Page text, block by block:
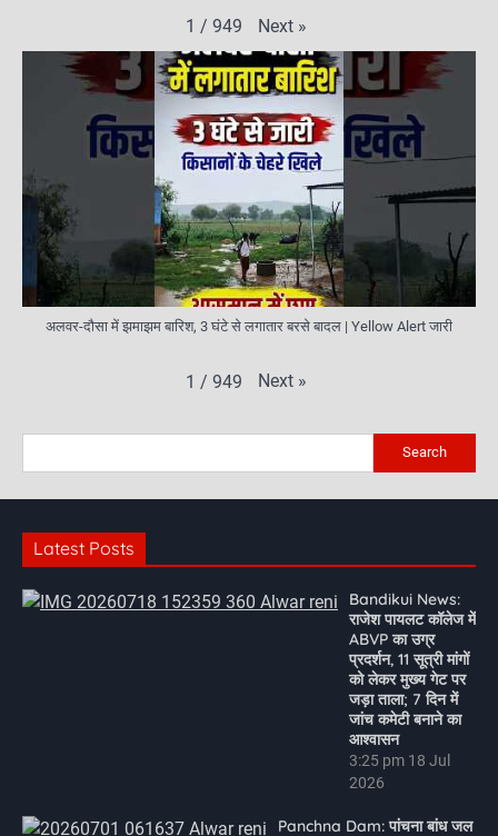
1 / 949 Next »
अलवर-दौसा में झमाझम बारिश, 3 घंटे से लगातार बरसे बादल | Yellow Alert जारी
1 / 949 Next »
Search
Latest Posts
Bandikui News:
राजेश पायलट कॉलेज में
ABVP का उग्र
प्रदर्शन, 11 सूत्री मांगों
को लेकर मुख्य गेट पर
जड़ा ताला; 7 दिन में
जांच कमेटी बनाने का
आश्वासन
3:25 pm 18 Jul
2026
Panchna Dam: पांचना बांध जल